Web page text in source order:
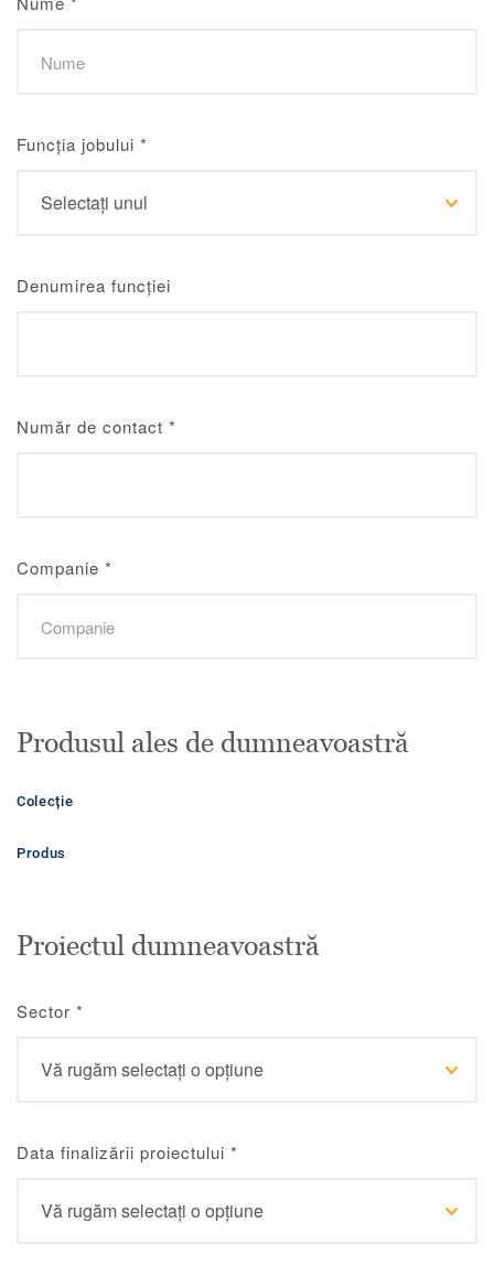
Funcția jobului *
Denumirea funcției
Număr de contact *
Companie *
Produsul ales de dumneavoastră
Colecție
Produs
Proiectul dumneavoastră
Sector *
Data finalizării proiectului *